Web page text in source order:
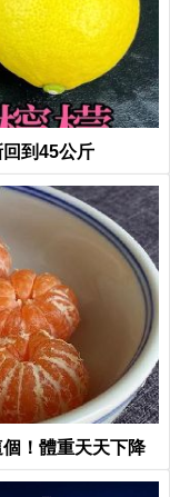
到45公斤
！體重天天下降